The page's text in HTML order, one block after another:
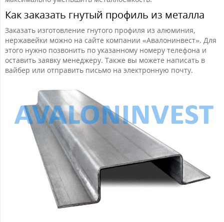
Как заказать гнутый профиль из металла
Заказать изготовление гнутого профиля из алюминия,
нержавейки можно на сайте компании «Авалонинвест». Для
этого нужно позвонить по указанному номеру телефона и
оставить заявку менеджеру. Также вы можете написать в
вайбер или отправить письмо на электронную почту.